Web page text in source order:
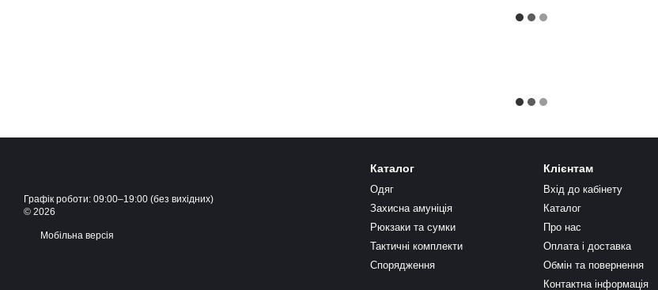
Графік роботи: 09:00–19:00 (без вихідних)
© 2026
Мобільна версія
Каталог
Одяг
Захисна амуніція
Рюкзаки та сумки
Тактичні комплекти
Спорядження
Клієнтам
Вхід до кабінету
Каталог
Про нас
Оплата і доставка
Обмін та повернення
Контактна інформація